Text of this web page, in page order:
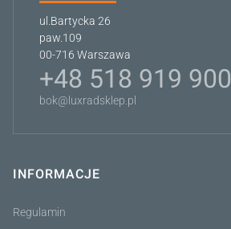
ul.Bartycka 26
paw.109
00-716 Warszawa
+48 518 919 900
bok@luxradsklep.pl
Linki w stopce
INFORMACJE
Regulamin